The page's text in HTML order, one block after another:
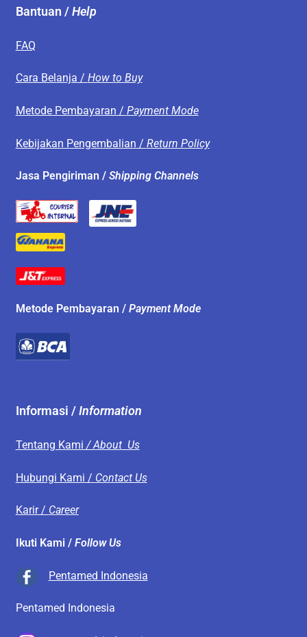
Bantuan /Help
FAQ
Cara Belanja / How to Buy
Metode Pembayaran / Payment Mode
Kebijakan Pengembalian / Return Policy
Jasa Pengiriman / Shipping Channels
Metode Pembayaran / Payment Mode
Informasi /Information
Tentang Kami / About Us
Hubungi Kami / Contact Us
Karir / Career
Ikuti Kami / Follow Us
Pentamed Indonesia
Pentamed Indonesia